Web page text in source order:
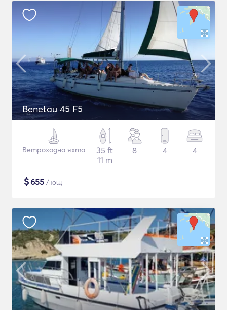
Benetau 45 F5
Ветроходна яхта
35 ft
11 m
8 4 4
$655 /нощ